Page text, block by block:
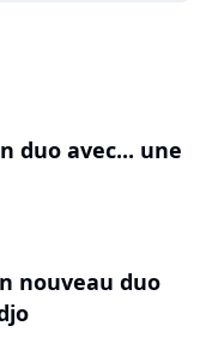
duo avec... une
nouveau duo